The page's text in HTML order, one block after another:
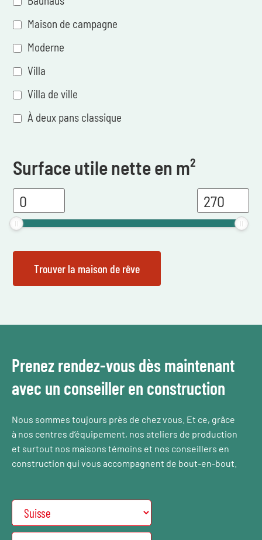
Maison de campagne
Moderne
Villa
Villa de ville
À deux pans classique
Surface utile nette en m²
Prenez rendez-vous dès maintenant
avec un conseiller en construction
Nous sommes toujours près de chez vous. Et ce, grâce
à nos centres d’équipement, nos ateliers de production
et surtout nos maisons témoins et nos conseillers en
construction qui vous accompagnent de bout-en-bout.